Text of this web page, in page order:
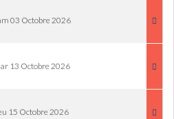
03 Octobre 2026
13 Octobre 2026
15 Octobre 2026